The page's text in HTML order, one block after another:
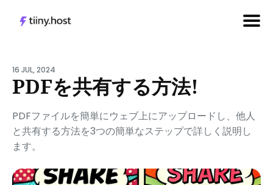
for
Blog
16 JUL, 2024
PDFを共有する方法!
PDFファイルを簡単にウェブ上にアップロードし、他人
と共有する方法を3つの簡単なステップで詳しく説明し
ます。